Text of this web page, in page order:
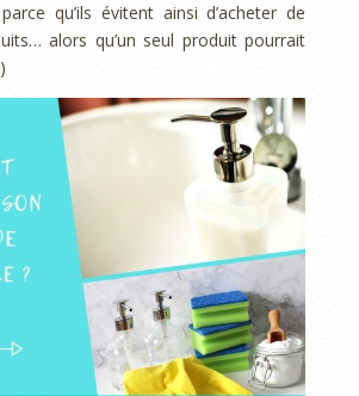
qu’ils évitent ainsi d’acheter de
alors qu’un seul produit pourrait